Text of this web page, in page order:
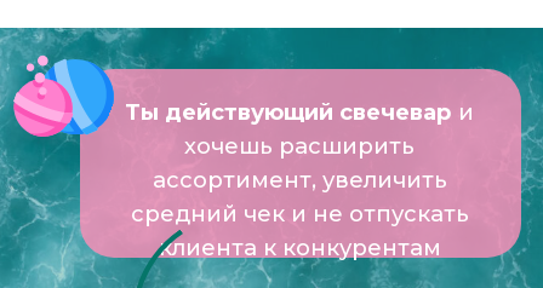
люксовый парфюм, ароматную
продукцию и товары для ванны и
ухода за собой своими руками